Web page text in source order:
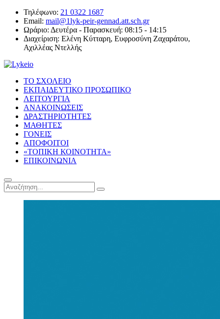
Τηλέφωνο: 21 0322 1687
Email: mail@1lyk-peir-gennad.att.sch.gr
Ωράριο: Δευτέρα - Παρασκευή: 08:15 - 14:15
Διαχείριση: Ελένη Κύτταρη, Ευφροσύνη Ζαχαράτου,
Αχιλλέας Ντελλής
ΤΟ ΣΧΟΛΕΙΟ
ΕΚΠΑΙΔΕΥΤΙΚΟ ΠΡΟΣΩΠΙΚΟ
ΛΕΙΤΟΥΡΓΙΑ
ΑΝΑΚΟΙΝΩΣΕΙΣ
ΔΡΑΣΤΗΡΙΟΤΗΤΕΣ
ΜΑΘΗΤΕΣ
ΓΟΝΕΙΣ
ΑΠΟΦΟΙΤΟΙ
«ΤΟΠΙΚΗ ΚΟΙΝΟΤΗΤΑ»
ΕΠΙΚΟΙΝΩΝΙΑ